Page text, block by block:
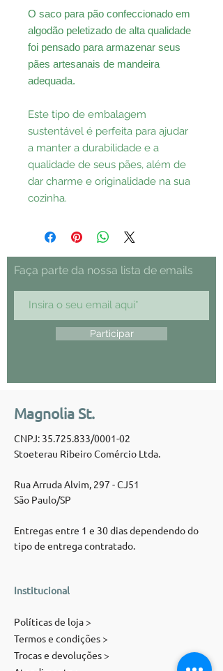
O saco para pão confeccionado em
algodão peletizado de alta qualidade
foi pensado para armazenar seus
pães artesanais de mandeira
adequada.
Este tipo de embalagem
sustentável é perfeita para ajudar
a manter a durabilidade e a
qualidade de seus pães, além de
dar charme e originalidade na sua
cozinha.
Faça parte da nossa lista de emails
Participar
Magnolia St.
CNPJ: 35.725.833/0001-02
Stoeterau Ribeiro Comércio Ltda.
Rua Arruda Alvim, 297 - CJ51
São Paulo/SP
Entregas entre 1 e 30 dias dependendo do
tipo de entrega contratado.
Institucional
Políticas de loja >
Termos e condições >
Trocas e devoluções >